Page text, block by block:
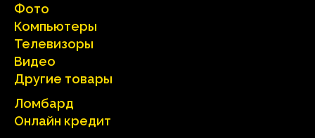
Фото
Компьютеры
Телевизоры
Видео
Другие товары
Ломбард
Онлайн кредит